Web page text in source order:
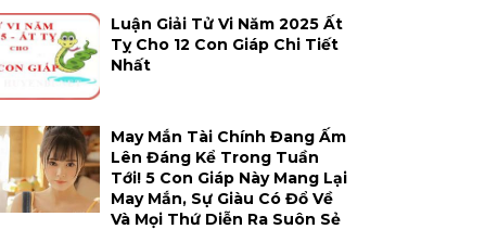
Luận Giải Tử Vi Năm 2025 Ất
Tỵ Cho 12 Con Giáp Chi Tiết
Nhất
May Mắn Tài Chính Đang Ấm
Lên Đáng Kể Trong Tuần
Tới! 5 Con Giáp Này Mang Lại
May Mắn, Sự Giàu Có Đổ Về
Và Mọi Thứ Diễn Ra Suôn Sẻ